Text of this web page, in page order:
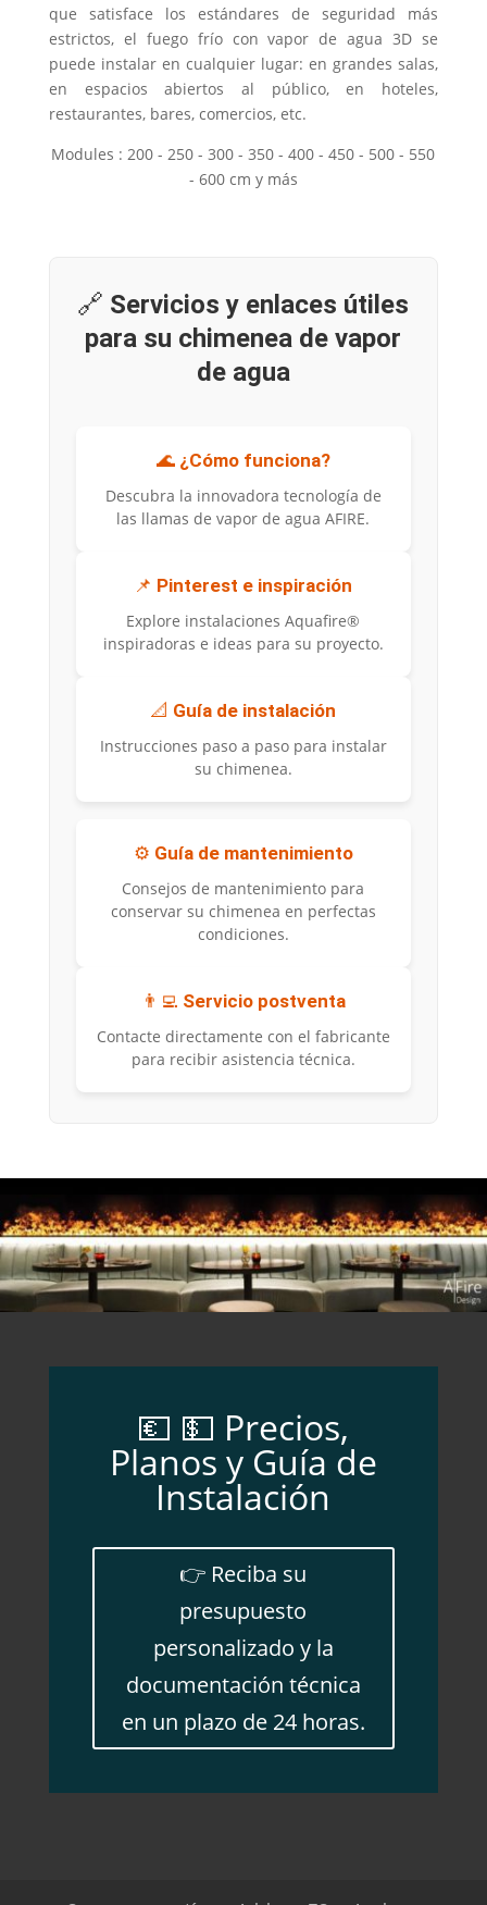
que satisface los estándares de seguridad más
estrictos, el fuego frío con vapor de agua 3D se
puede instalar en cualquier lugar: en grandes salas,
en espacios abiertos al público, en hoteles,
restaurantes, bares, comercios, etc.
Modules : 200 - 250 - 300 - 350 - 400 - 450 - 500 - 550
- 600 cm y más
🔗 Servicios y enlaces útiles
para su chimenea de vapor
de agua
🌊 ¿Cómo funciona?
Descubra la innovadora tecnología de
las llamas de vapor de agua AFIRE.
📌 Pinterest e inspiración
Explore instalaciones Aquafire®
inspiradoras e ideas para su proyecto.
📐 Guía de instalación
Instrucciones paso a paso para instalar
su chimenea.
⚙️ Guía de mantenimiento
Consejos de mantenimiento para
conservar su chimenea en perfectas
condiciones.
👨‍💻 Servicio postventa
Contacte directamente con el fabricante
para recibir asistencia técnica.
💶 💵 Precios,
Planos y Guía de
Instalación
👉 Reciba su
presupuesto
personalizado y la
documentación técnica
en un plazo de 24 horas.